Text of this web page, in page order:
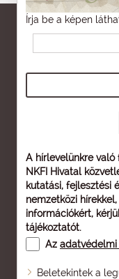
Írja be a képen
A hírlevelünkre való
NKFI Hivatal
kutatási, fejlesztési
nemzetközi
információkért,
tájékoztatót.
Az
Beletekintek a